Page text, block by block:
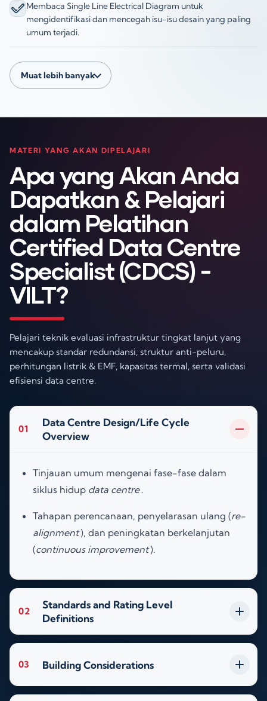
Membaca Single Line Electrical Diagram untuk
mengidentifikasi dan mencegah isu-isu desain yang paling
umum terjadi.
Muat lebih banyak
MATERI YANG AKAN DIPELAJARI
Apa yang Akan Anda
Dapatkan & Pelajari
dalam Pelatihan
Certified Data Centre
Specialist (CDCS) -
VILT?
Pelajari teknik evaluasi infrastruktur tingkat lanjut yang
mencakup standar redundansi, struktur anti-peluru,
perhitungan listrik & EMF, kapasitas termal, serta validasi
efisiensi data centre.
01
Data Centre Design/Life Cycle
Overview
Tinjauan umum mengenai fase-fase dalam
siklus hidup data centre .
Tahapan perencanaan, penyelarasan ulang (re-
alignment ), dan peningkatan berkelanjutan
(continuous improvement ).
02
Standards and Rating Level
Definitions
03 Building Considerations